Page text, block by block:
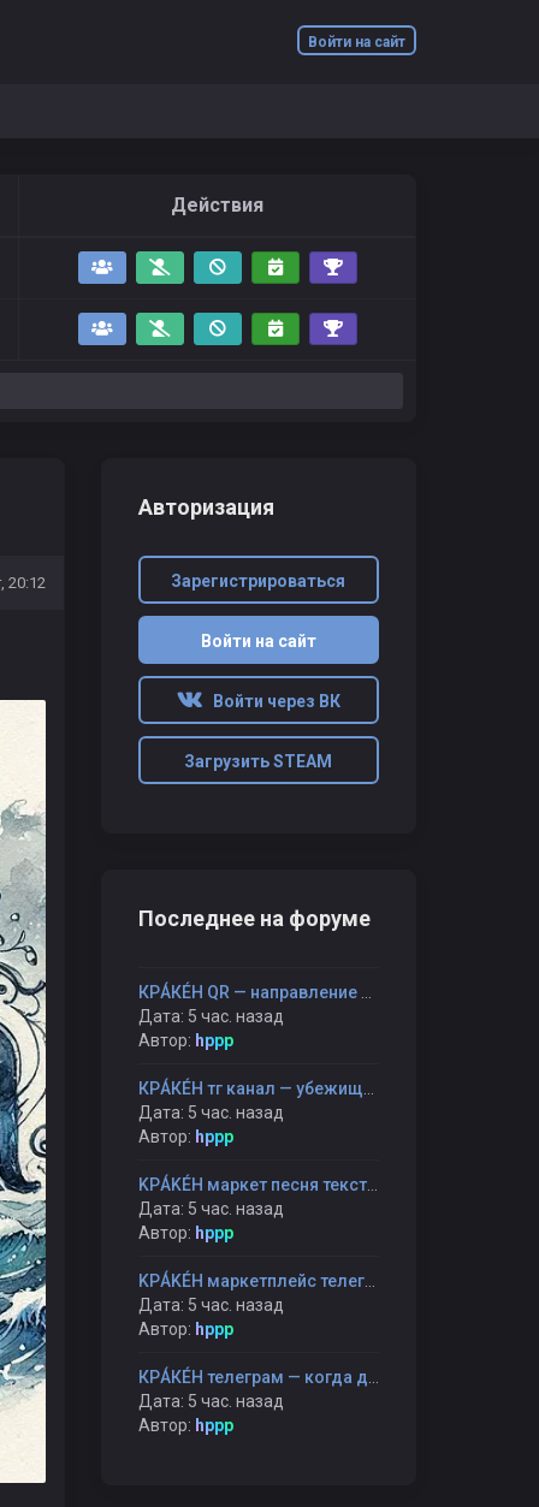
Войти на сайт
Действия
20:12
Авторизация
Зарегистрироваться
Войти на сайт
Войти через ВК
Загрузить STEAM
Последнее на форуме
Дата: 5 час. назад
Автор: hppp
Дата: 5 час. назад
Автор: hppp
KРÁKÉH маркет песня текст — когда каждая строчка — как шаг к себе
Дата: 5 час. назад
Автор: hppp
KРÁKÉH маркетплейс телеграмм — когда шопинг становится прогулкой, а не гонкой
Дата: 5 час. назад
Автор: hppp
Дата: 5 час. назад
Автор: hppp